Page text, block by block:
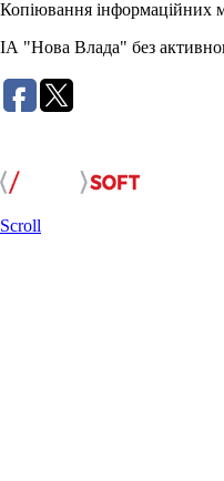
Копіювання інформаційних
ІА "Нова Влада" без
Scroll